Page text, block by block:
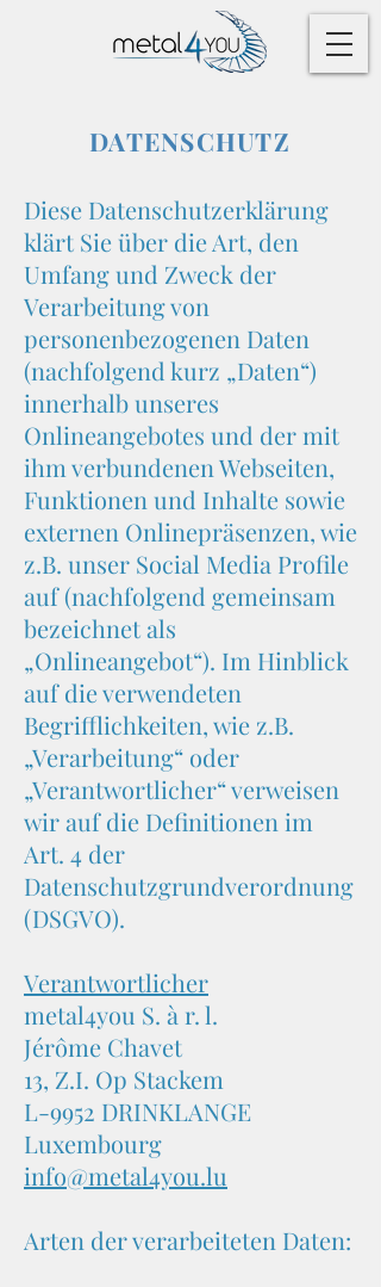
DATENSCHUTZ
Diese Datenschutzerklärung
klärt Sie über die Art, den
Umfang und Zweck der
Verarbeitung von
personenbezogenen Daten
(nachfolgend kurz „Daten“)
innerhalb unseres
Onlineangebotes und der mit
ihm verbundenen Webseiten,
Funktionen und Inhalte sowie
externen Onlinepräsenzen, wie
z.B. unser Social Media Profile
auf (nachfolgend gemeinsam
bezeichnet als
„Onlineangebot“). Im Hinblick
auf die verwendeten
Begrifflichkeiten, wie z.B.
„Verarbeitung“ oder
„Verantwortlicher“ verweisen
wir auf die Definitionen im
Art. 4 der
Datenschutzgrundverordnung
(DSGVO).
Verantwortlicher
metal4you S. à r. l.
Jérôme Chavet
13, Z.I. Op Stackem
L-9952 DRINKLANGE
Luxembourg
info@metal4you.lu
Arten der verarbeiteten Daten: